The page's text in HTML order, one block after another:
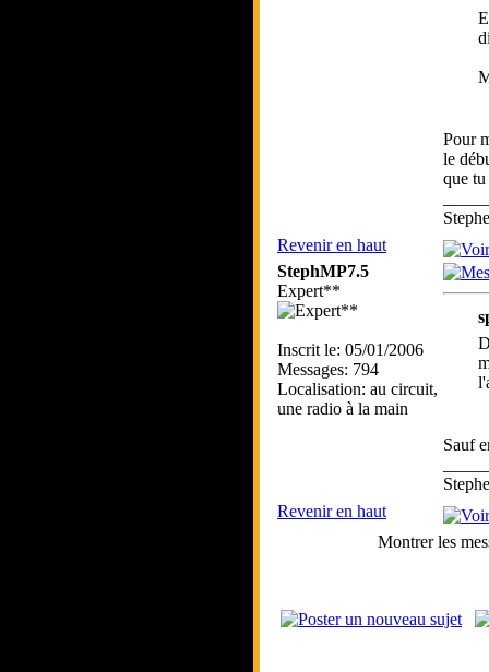
Pour
le
que
Revenir en haut
StephMP7.5
Expert**
Inscrit le: 05/01/2006
Messages: 794
Localisation: au circuit,
une radio à la main
Sauf
Revenir en haut
Montrer les